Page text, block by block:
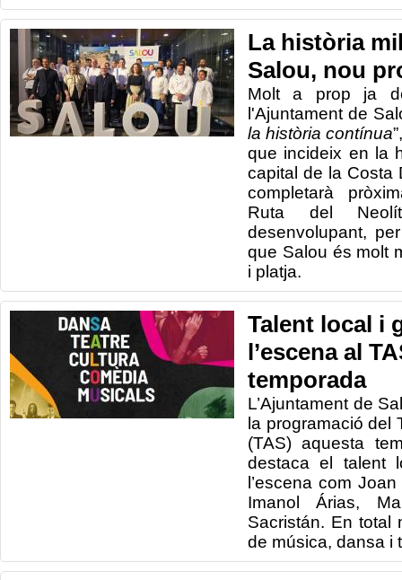
La història
Salou, nou
Molt a prop ja
l'Ajuntament de
la història contínua
que incideix en la
capital de la Costa
completarà
Ruta del
desenvolupant,
que Salou és molt
i platja.
Talent local i
l’escena al
temporada
L’Ajuntament de
la programació del
(TAS) aquesta
destaca el talent
l’escena com
Imanol Árias,
Sacristán. En total
de música, dansa i